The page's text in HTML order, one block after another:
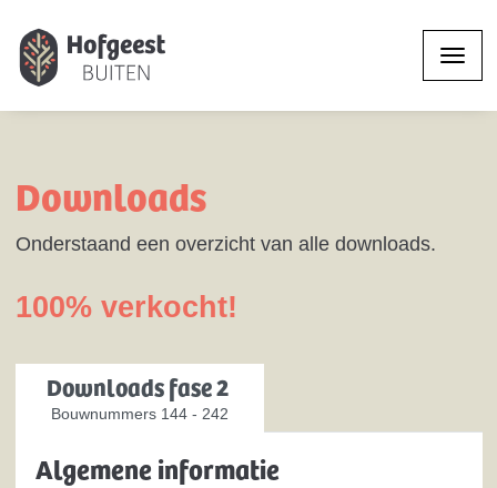
Downloads
Onderstaand een overzicht van alle downloads.
100% verkocht!
Downloads fase 2
Bouwnummers 144 - 242
Algemene informatie